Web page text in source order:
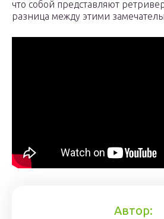
что собой представляют
разница между этими
Автор: